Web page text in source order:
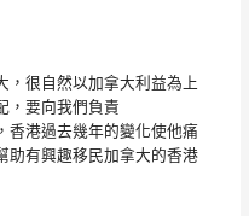
，很自然以加拿大利益為上
，要向我們負責
香港過去幾年的變化使他痛
助有興趣移民加拿大的香港